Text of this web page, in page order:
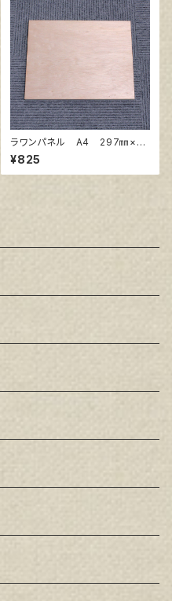
ラワンパネル A4 297㎜×21
0㎜
¥825